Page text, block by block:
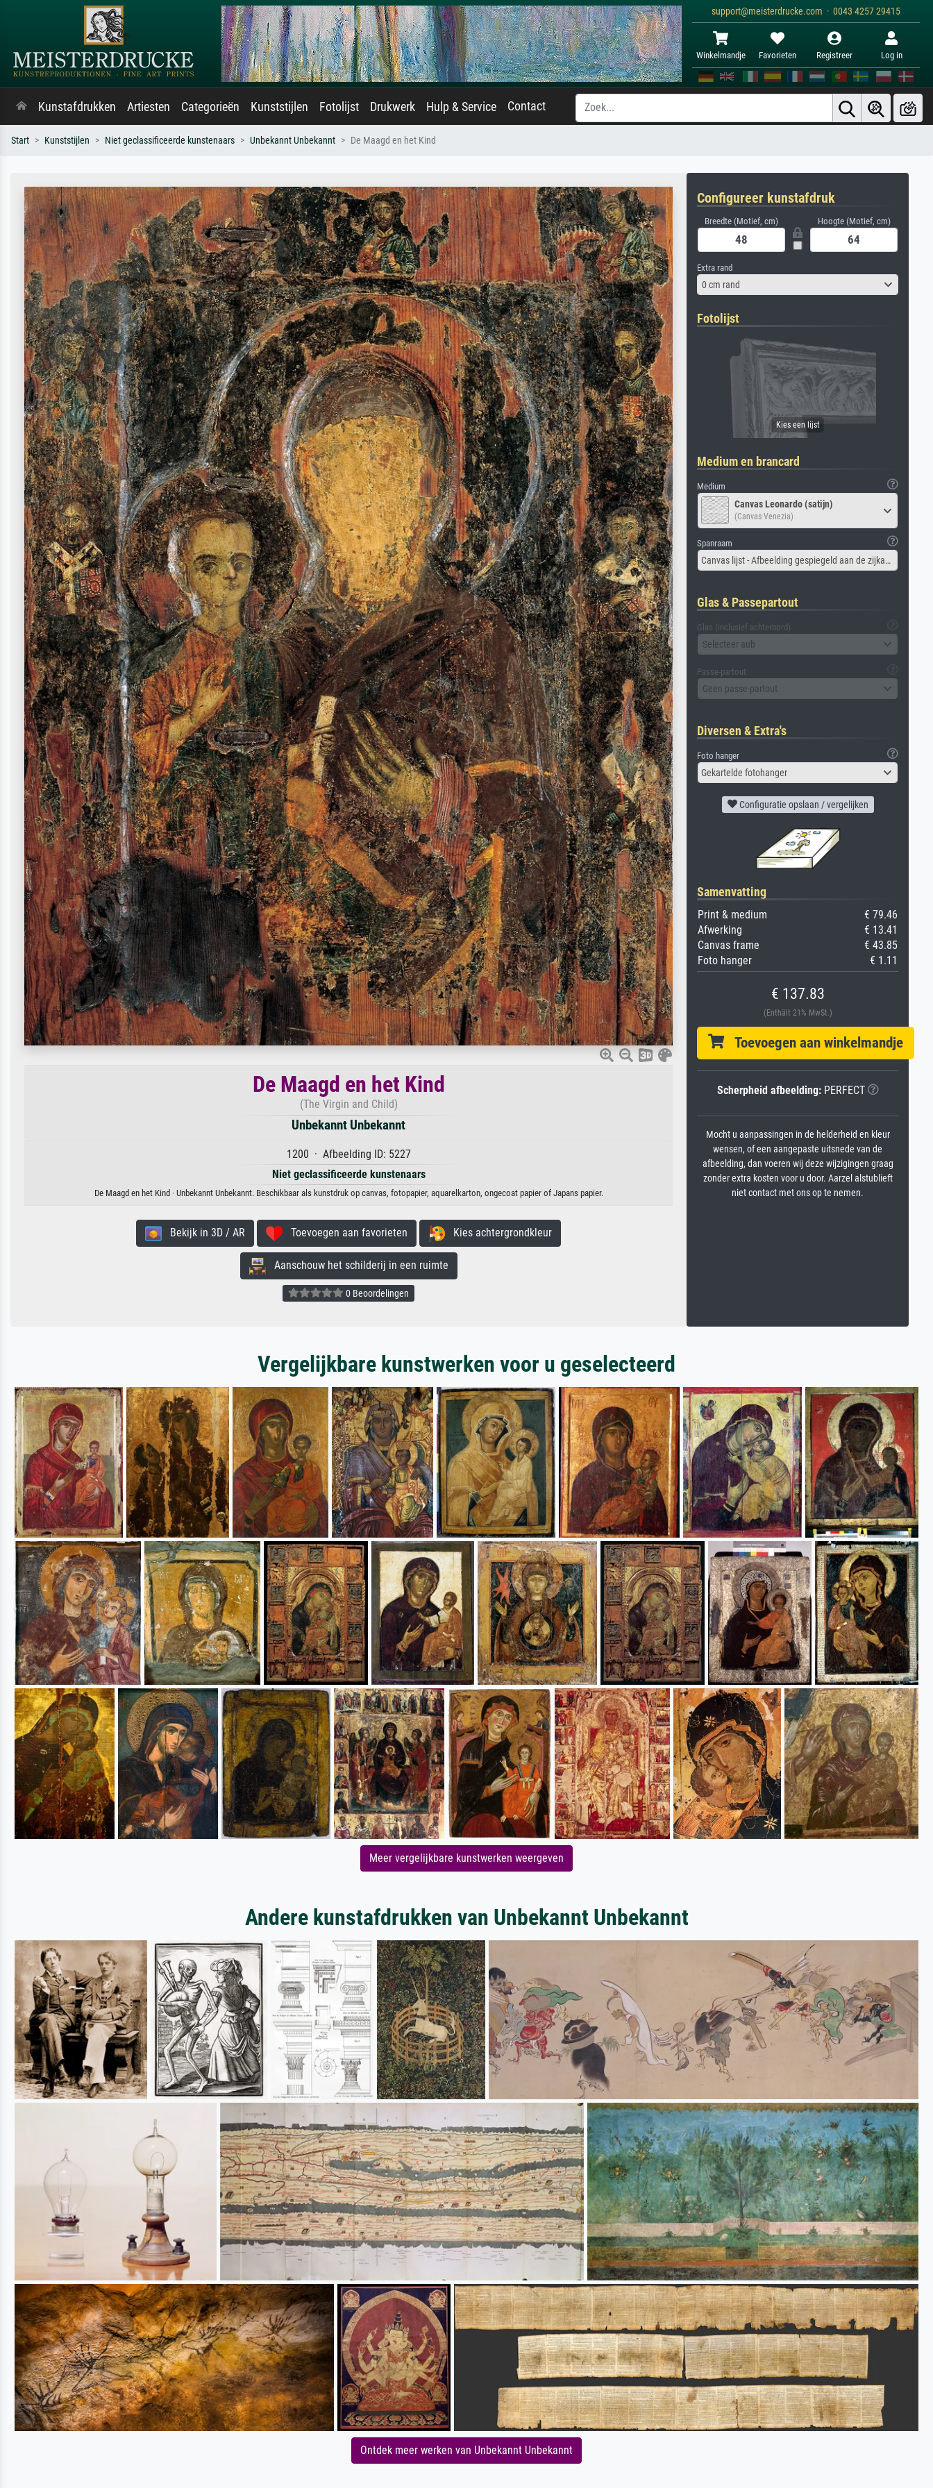
support@meisterdrucke.com · 0043 4257 29415
Winkelmandje Favorieten Registreer Log in
Kunstafdrukken Artiesten Categorieën Kunststijlen Fotolijst Drukwerk Hulp & Service Contact
Start Kunststijlen Niet geclassificeerde kunstenaars Unbekannt Unbekannt De Maagd en het Kind
De Maagd en het Kind
(The Virgin and Child)
Unbekannt Unbekannt
1200 · Afbeelding ID: 5227
Niet geclassificeerde kunstenaars
De Maagd en het Kind · Unbekannt Unbekannt. Beschikbaar als kunstdruk op canvas, fotopapier, aquarelkarton, ongecoat papier of Japans papier.
Bekijk in 3D / AR Toevoegen aan favorieten Kies achtergrondkleur
Aanschouw het schilderij in een ruimte
0 Beoordelingen
Configureer kunstafdruk
Breedte (Motief, cm) Hoogte (Motief, cm)
Extra rand
0 cm rand
Fotolijst
Medium en brancard
Medium
Canvas Leonardo (satijn)
(Canvas Venezia)
Spanraam
Canvas lijst - Afbeelding gespiegeld aan de zijkant
Glas & Passepartout
Glas (inclusief achterbord)
Selecteer aub
Passe-partout
Geen passe-partout
Diversen & Extra's
Foto hanger
Gekartelde fotohanger
Configuratie opslaan / vergelijken
Samenvatting
Print & medium
€ 79.46
Afwerking
€ 13.41
Canvas frame
€ 43.85
Foto hanger
€ 1.11
€ 137.83
(Enthält 21% MwSt.)
Toevoegen aan winkelmandje
Scherpheid afbeelding:PERFECT
Mocht u aanpassingen in de helderheid en kleur
wensen, of een aangepaste uitsnede van de
afbeelding, dan voeren wij deze wijzigingen graag
zonder extra kosten voor u door. Aarzel alstublieft
niet contact met ons op te nemen.
Vergelijkbare kunstwerken voor u geselecteerd
Meer vergelijkbare kunstwerken weergeven
Andere kunstafdrukken van Unbekannt Unbekannt
Ontdek meer werken van Unbekannt Unbekannt